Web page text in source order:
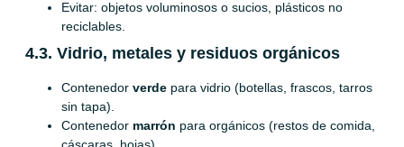
Evitar: objetos voluminosos o sucios, plásticos no
reciclables.
4.3. Vidrio, metales y residuos orgánicos
Contenedor verde para vidrio (botellas, frascos, tarros
sin tapa).
Contenedor marrón para orgánicos (restos de comida,